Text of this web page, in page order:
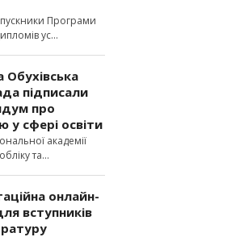
Програми
ус
підписали
про
у сфері освіти
академії
та
онлайн-
вступників